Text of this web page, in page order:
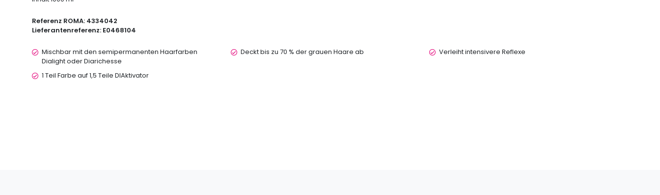
Referenz ROMA: 4334042
Lieferantenreferenz: E0468104
Mischbar mit den semipermanenten Haarfarben
Dialight oder Diarichesse
Deckt bis zu 70 % der grauen Haare ab Verleiht intensivere Reflexe
1 Teil Farbe auf 1,5 Teile DIAktivator